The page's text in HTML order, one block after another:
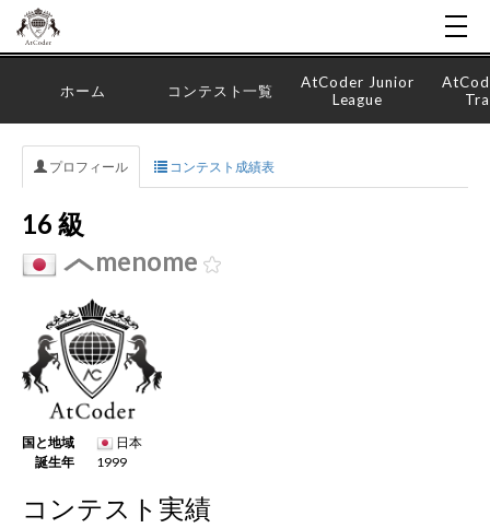
ホーム コンテスト一覧
AtCoder Junior
League
プロフィール コンテスト成績表
16 級
menome
国と地域
日本
誕生年
1999
コンテスト実績